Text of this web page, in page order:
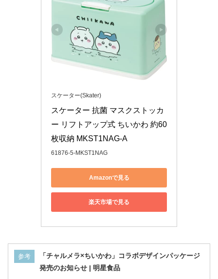
スケーター(Skater)
スケーター 抗菌 マスクストッカ
ー リフトアップ式 ちいかわ 約60
枚収納 MKST1NAG-A
61876-5-MKST1NAG
Amazonで見る
楽天市場で見る
参考
「チャルメラ×ちいかわ」コラボデザインパッケージ
発売のお知らせ | 明星食品